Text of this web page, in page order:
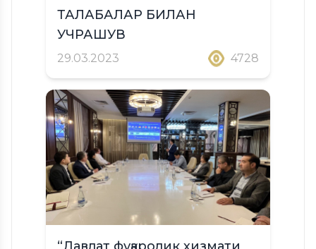
ТАЛАБАЛАР БИЛАН
УЧРАШУВ
29.03.2023 4728